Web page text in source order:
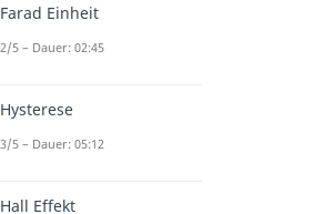
Farad Einheit
2/5 – Dauer: 02:45
Hysterese
3/5 – Dauer: 05:12
Hall Effekt